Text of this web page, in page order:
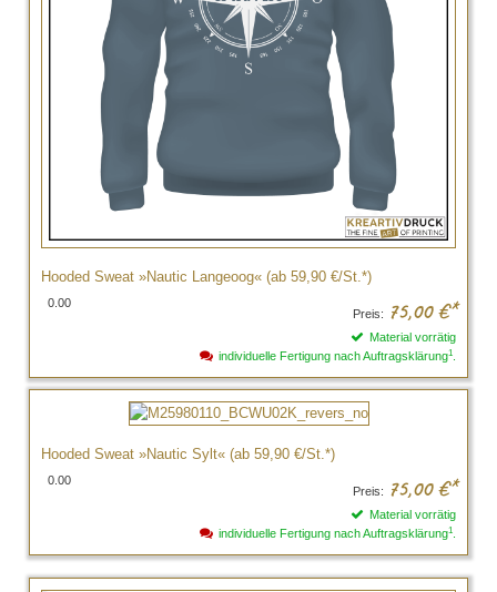
Hooded Sweat »Nautic Langeoog« (ab 59,90 €/St.*)
0.00
Preis: 75,00 €*
Material vorrätig
individuelle Fertigung nach Auftragsklärung1
Hooded Sweat »Nautic Sylt« (ab 59,90 €/St.*)
0.00
Preis: 75,00 €*
Material vorrätig
individuelle Fertigung nach Auftragsklärung1